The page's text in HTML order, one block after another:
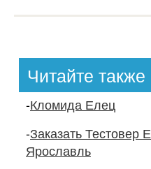
Читайте также
-Кломида Елец
-Заказать Тестовер Е
Ярославль